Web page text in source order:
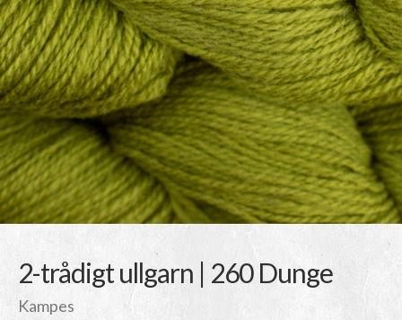
2-trådigt ullgarn | 260 Dunge
Kampes